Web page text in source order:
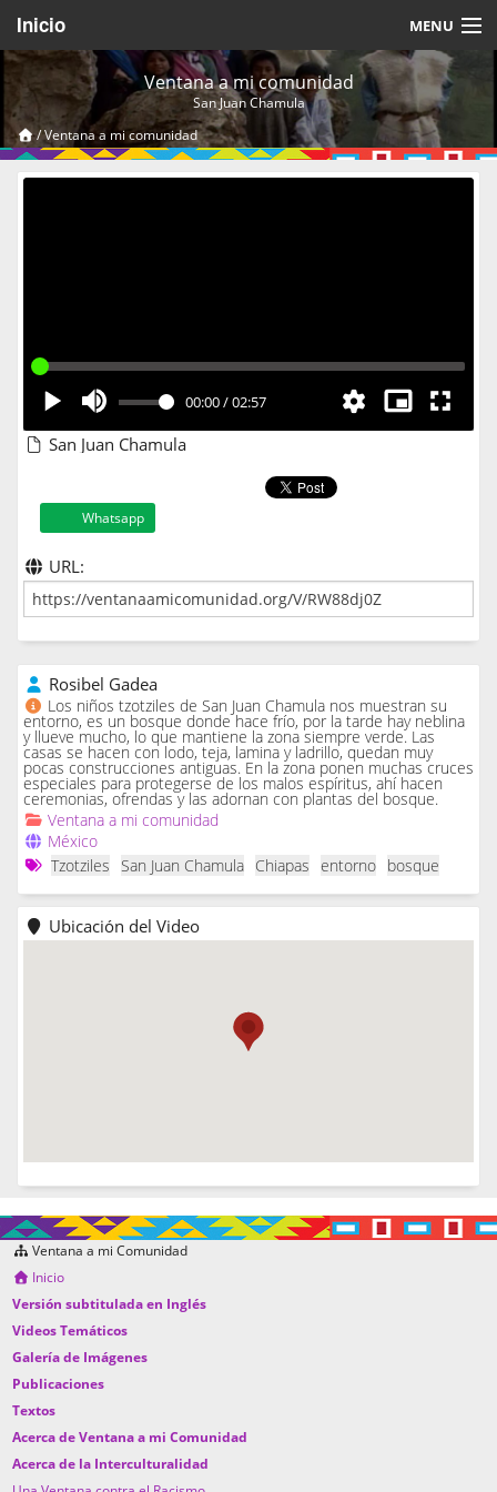
Inicio MENU
Acerca de
Videos Temáticos
Cerrar Sesión
Ventana a mi comunidad
San Juan Chamula
/Ventana a mi comunidad
00:00/02:57
San Juan Chamula
Whatsapp
URL:
Rosibel Gadea
Los niños tzotziles de San Juan Chamula nos muestran su
entorno, es un bosque donde hace frío, por la tarde hay neblina
y llueve mucho, lo que mantiene la zona siempre verde. Las
casas se hacen con lodo, teja, lamina y ladrillo, quedan muy
pocas construcciones antiguas. En la zona ponen muchas cruces
especiales para protegerse de los malos espíritus, ahí hacen
ceremonias, ofrendas y las adornan con plantas del bosque.
Ventana a mi comunidad
México
Tzotziles
San Juan Chamula Chiapas entorno bosque
Ubicación del Video
Ventana a mi Comunidad
Inicio
Versión subtitulada en Inglés
Videos Temáticos
Galería de Imágenes
Publicaciones
Textos
Acerca de Ventana a mi Comunidad
Acerca de la Interculturalidad